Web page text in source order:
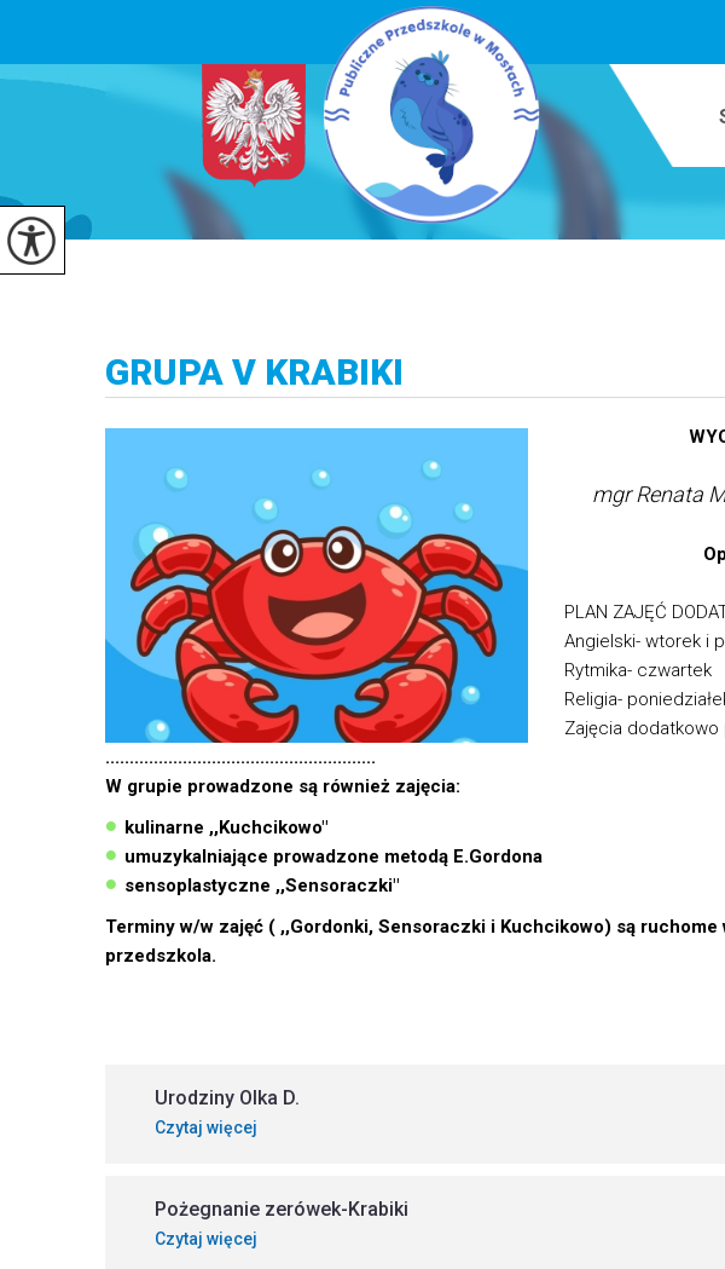
GRUPA V KRABIKI
mgr Renata
PLAN ZAJĘĆ
Angielski- wtorek i
Rytmika- czwartek
Religia-
Zajęcia dodatkowo
........................................................
W grupie prowadzone są również zajęcia:
kulinarne ,,Kuchcikowo"
umuzykalniające prowadzone metodą E.Gordona
sensoplastyczne ,,Sensoraczki"
Terminy w/w zajęć ( ,,Gordonki, Sensoraczki i Kuchcikowo) są
przedszkola.
Urodziny Olka D.
Czytaj więcej
Pożegnanie zerówek-Krabiki
Czytaj więcej